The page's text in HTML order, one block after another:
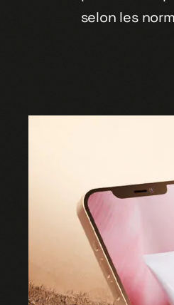
selon les